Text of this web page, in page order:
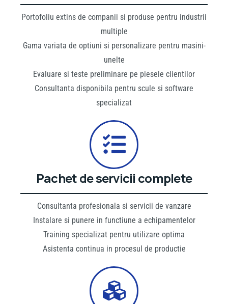
Portofoliu extins de companii si produse pentru industrii
multiple
Gama variata de optiuni si personalizare pentru masini-
unelte
Evaluare si teste preliminare pe piesele clientilor
Consultanta disponibila pentru scule si software
specializat
Pachet de servicii complete
Consultanta profesionala si servicii de vanzare
Instalare si punere in functiune a echipamentelor
Training specializat pentru utilizare optima
Asistenta continua in procesul de productie